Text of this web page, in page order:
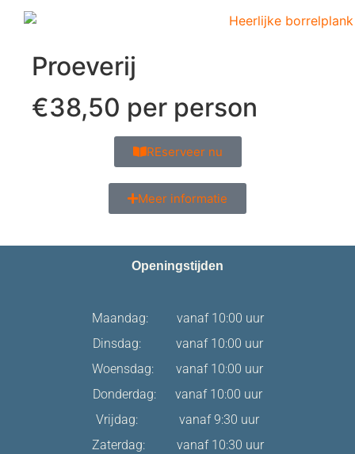
Proeverij
€38,50 per person
REserveer nu
Meer informatie
Openingstijden
Maandag: vanaf 10:00 uur
Dinsdag: vanaf 10:00 uur
Woensdag: vanaf 10:00 uur
Donderdag: vanaf 10:00 uur
Vrijdag: vanaf 9:30 uur
Zaterdag: vanaf 10:30 uur